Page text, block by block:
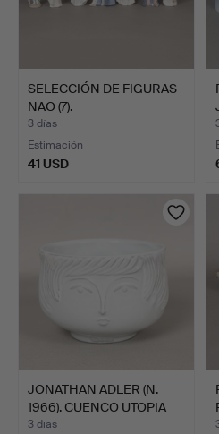
SELECCIÓN DE FIGURAS
NAO (7).
3 días
Estimación
41 USD
JONATHAN ADLER (N.
1966). CUENCO UTOPIA
BO…
3 días